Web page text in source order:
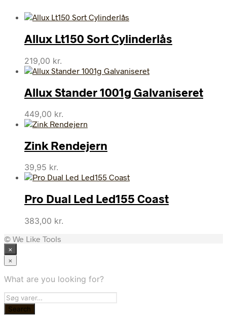
Allux Lt150 Sort Cylinderlås
219,00 kr.
Allux Stander 1001g Galvaniseret
449,00 kr.
Zink Rendejern
39,95 kr.
Pro Dual Led Led155 Coast
383,00 kr.
© We Like Tools
×
×
What are you looking for?